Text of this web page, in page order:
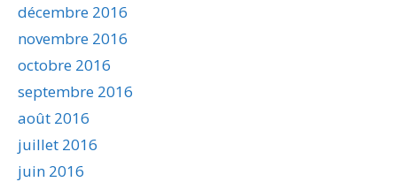
décembre 2016
novembre 2016
octobre 2016
septembre 2016
août 2016
juillet 2016
juin 2016